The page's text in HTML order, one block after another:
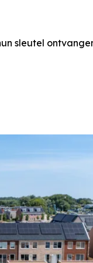
sleutel